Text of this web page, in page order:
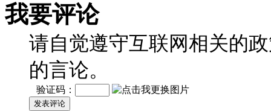
我要评论
请自觉遵守互联网相关的
的言论。
验证码：
发表评论